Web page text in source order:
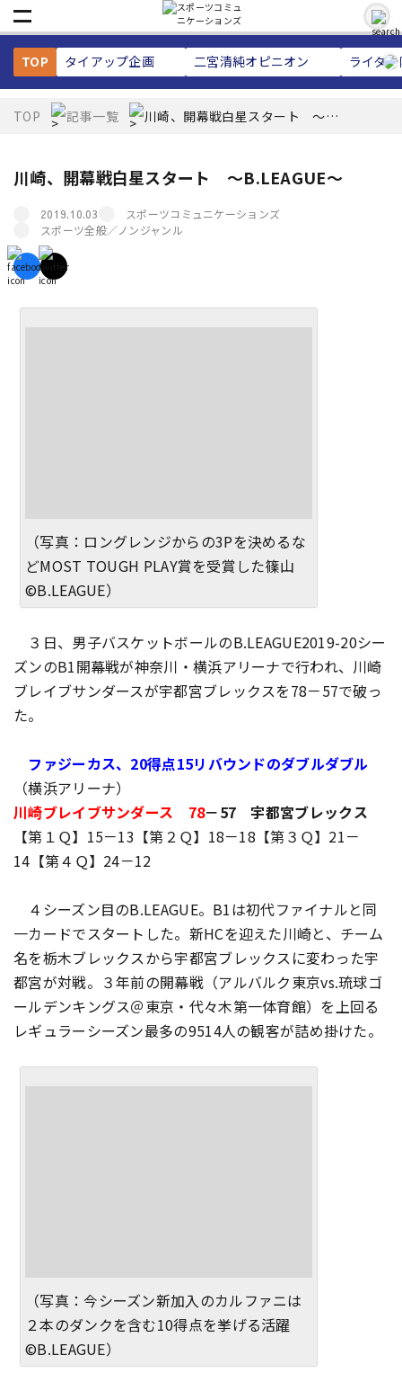
TOP タイアップ企画 二宮清純オピニオン ライタ
TOP 記事一覧 川崎、開幕戦白星スタート ～
川崎、開幕戦白星スタート ～B.LEAGUE～
2019.10.03
スポーツコミュニケーションズ
スポーツ全般／ノンジャンル
（写真：ロングレンジからの3Pを決めるな
どMOST TOUGH PLAY賞を受賞した篠山
©B.LEAGUE）
３日、男子バスケットボールのB.LEAGUE2019-20シー
ズンのB1開幕戦が神奈川・横浜アリーナで行われ、川崎
ブレイブサンダースが宇都宮ブレックスを78－57で破っ
た。
ファジーカス、20得点15リバウンドのダブルダブル
（横浜アリーナ）
川崎ブレイブサンダース 78－57 宇都宮ブレックス
【第１Ｑ】15－13【第２Ｑ】18－18【第３Ｑ】21－
14【第４Ｑ】24－12
４シーズン目のB.LEAGUE。B1は初代ファイナルと同
一カードでスタートした。新HCを迎えた川崎と、チーム
名を栃木ブレックスから宇都宮ブレックスに変わった宇
都宮が対戦。３年前の開幕戦（アルバルク東京vs.琉球ゴ
ールデンキングス＠東京・代々木第一体育館）を上回る
レギュラーシーズン最多の9514人の観客が詰め掛けた。
（写真：今シーズン新加入のカルファニは
２本のダンクを含む10得点を挙げる活躍
©B.LEAGUE）